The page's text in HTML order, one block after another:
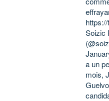
Soizic
a un
mois,